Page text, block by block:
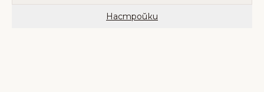
Настройки